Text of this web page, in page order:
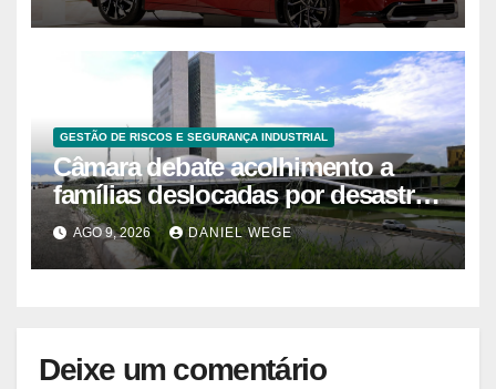
GESTÃO DE RISCOS E SEGURANÇA INDUSTRIAL
Câmara debate acolhimento a
famílias deslocadas por desastre
climático
AGO 9, 2026 DANIEL WEGE
Deixe um comentário